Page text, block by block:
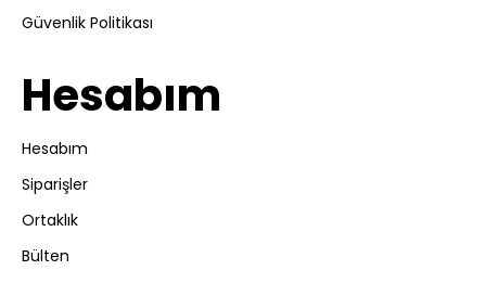
Güvenlik Politikası
Hesabım
Hesabım
Siparişler
Ortaklık
Bülten